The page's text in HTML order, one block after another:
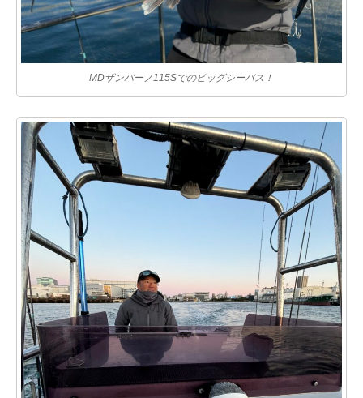
MDザンバーノ115Sでのビッグシーバス！